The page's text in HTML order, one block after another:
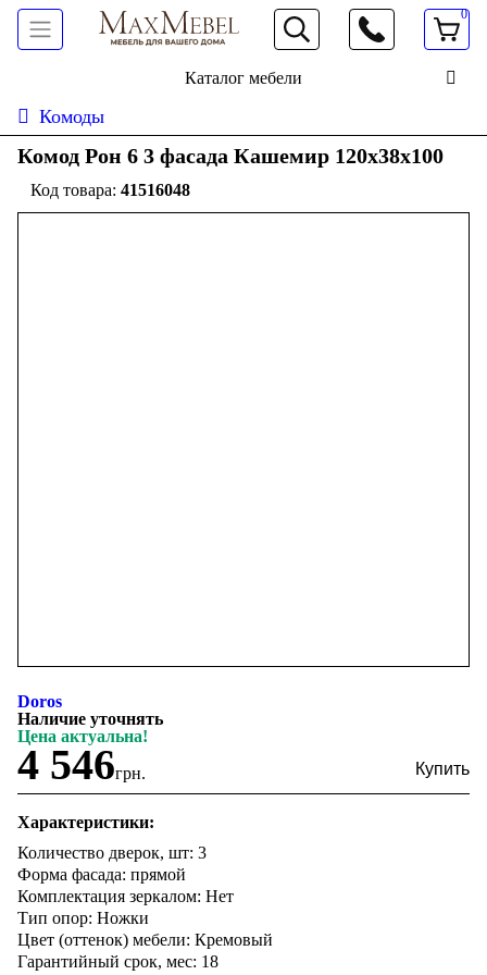
066 472 19 61
0
Каталог мебели
Комоды
Комод Рон 6 3 фасада Кашемир 120х38х100
41516048
Doros
Наличие уточнять
Цена актуальна!
4 546грн.
Характеристики:
Количество дверок, шт: 3
Форма фасада: прямой
Комплектация зеркалом: Нет
Тип опор: Ножки
Цвет (оттенок) мебели: Кремовый
Гарантийный срок, мес: 18